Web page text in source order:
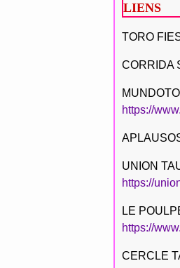
LIENS
TORO
CORRIDA
https://
UNION
https://
LE
https://
CERCLE